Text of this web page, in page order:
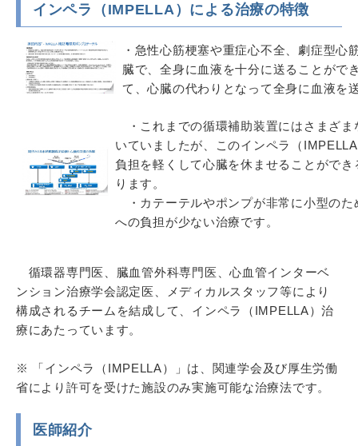
インペラ（IMPELLA）による治療の特徴
・急性心筋梗塞や重症心不全、劇症型心
臓で、全身に血液を十分に送ることがで
て、心臓の代わりとなって全身に血液を
・これまでの循環補助装置にはさまざ
いていましたが、このインペラ（
負担を軽くして心臓を休ませることがで
ります。
・カテーテルやポンプが非常に小型の
への負担が少ない治療です。
循環器専門医、臓血管外科専門医、心血管インターベ
ンション治療学会認定医、メディカルスタッフ等により
構成されるチームを結成して、インペラ（IMPELLA）治
療にあたっています。
※
「インペラ（IMPELLA）」は、関連学会及び厚生労働
省により許可を受けた施設のみ実施可能な治療法です。
医師紹介